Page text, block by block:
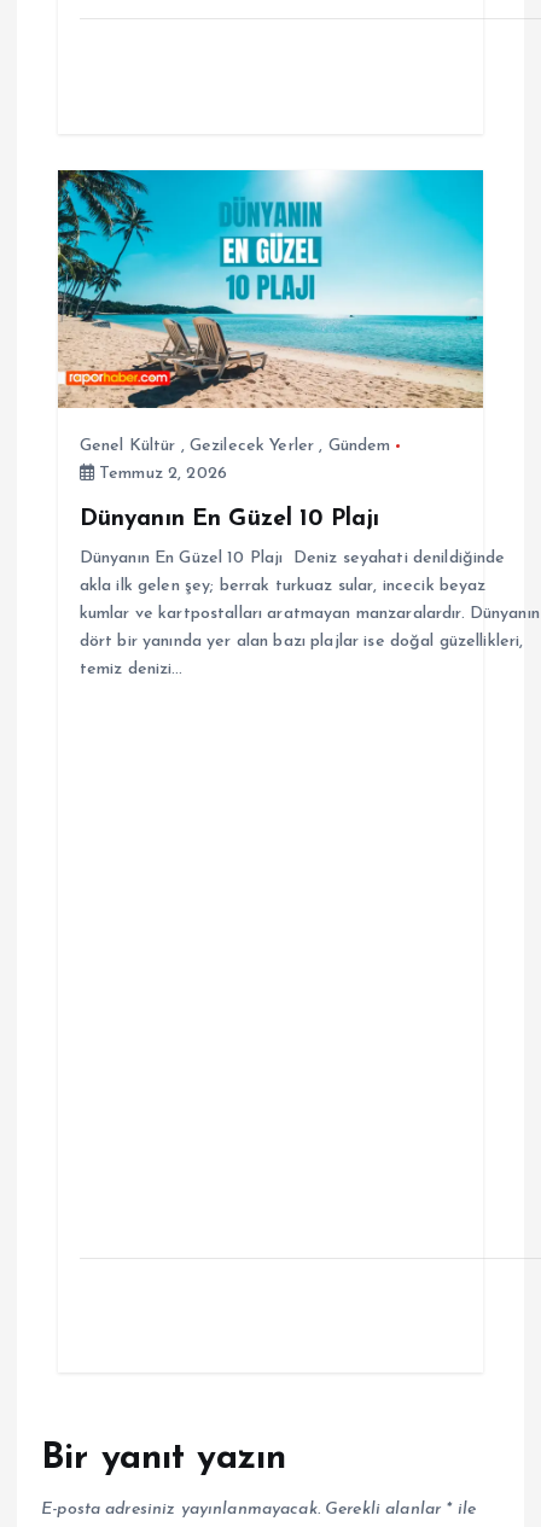
Genel Kültür , Gezilecek Yerler , Gündem
Temmuz 2, 2026
Dünyanın En Güzel 10 Plajı
Dünyanın En Güzel 10 Plajı Deniz seyahati denildiğinde
akla ilk gelen şey; berrak turkuaz sular, incecik beyaz
kumlar ve kartpostalları aratmayan manzaralardır. Dünyanın
dört bir yanında yer alan bazı plajlar ise doğal güzellikleri,
temiz denizi…
Bir yanıt yazın
E-posta adresiniz yayınlanmayacak. Gerekli alanlar *ile